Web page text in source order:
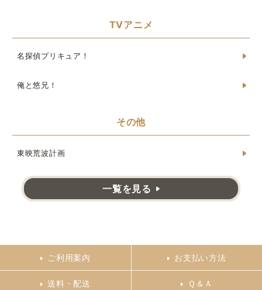
TVアニメ
名探偵プリキュア！
俺と悠兄！
その他
東映荒波計画
一覧を見る
ご利用案内 お支払い方法
送料・配送 Ｑ＆Ａ